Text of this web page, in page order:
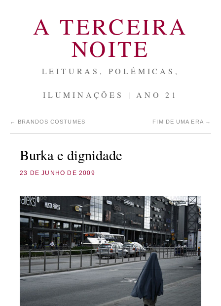
A TERCEIRA
NOITE
LEITURAS, POLÉMICAS,
ILUMINAÇÕES | ANO 21
← BRANDOS COSTUMES FIM DE UMA ERA →
Burka e dignidade
23 DE JUNHO DE 2009